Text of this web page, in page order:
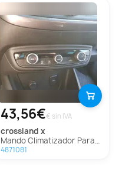
43,56€€ sin IVA
crossland x
Mando Climatizador Para Opel Crossland X
4871081